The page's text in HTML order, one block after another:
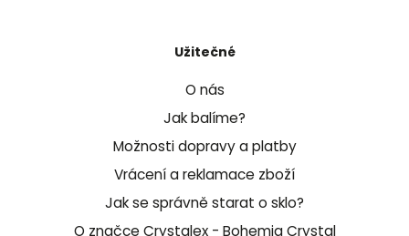
Užitečné
O nás
Jak balíme?
Možnosti dopravy a platby
Vrácení a reklamace zboží
Jak se správně starat o sklo?
O značce Crystalex - Bohemia Crystal